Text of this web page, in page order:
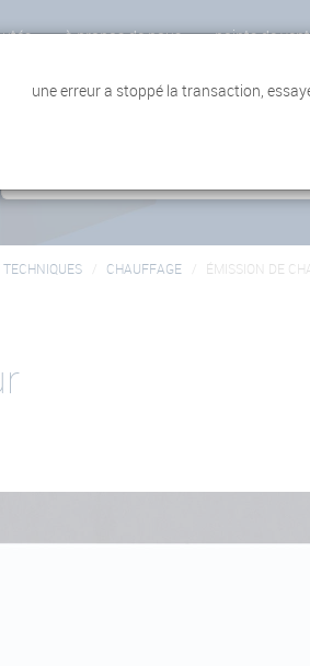
à propos de nous points de
CHAUFFAGE ÉMISSION DE
une erreur a stoppé la transaction,